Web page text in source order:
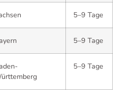
5–9 Tage
5–9 Tage
5–9 Tage